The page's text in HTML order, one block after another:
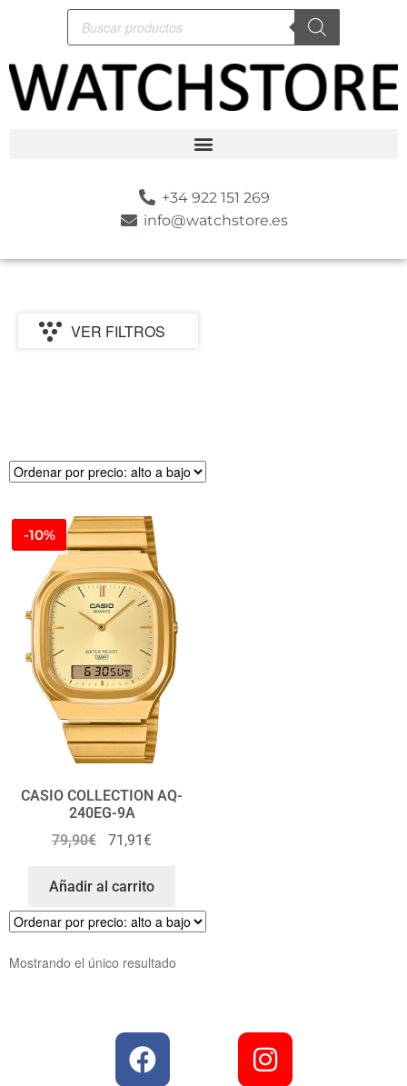
+34 922 151 269
info@watchstore.es
VER FILTROS
-10%
CASIO COLLECTION AQ-
240EG-9A
79,90€ 71,91€
Añadir al carrito
Mostrando el único resultado